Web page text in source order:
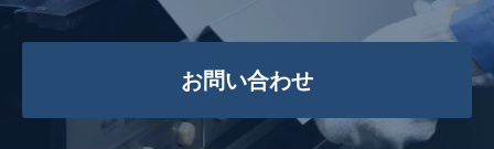
お問い合わせ